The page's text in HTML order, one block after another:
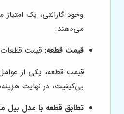
وجود گارانتی، یک
می‌دهند.
قیمت قطعه: قیمت قطعات
قیمت قطعه، یکی از
بی‌کیفیت، در نهایت
تطابق قطعه با مدل بیل